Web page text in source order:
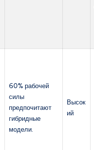
60% рабочей
силы
предпочитают
гибридные
модели.
Высок
ий